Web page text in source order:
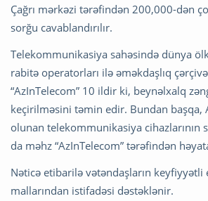
Çağrı mərkəzi tərəfindən 200,000-dən
sorğu cavablandırılır.
Telekommunikasiya sahəsində dünya
rabitə operatorları ilə əməkdaşlıq
“AzInTelecom” 10 ildir ki, beynəlxalq
keçirilməsini təmin edir. Bundan başqa,
olunan telekommunikasiya cihazlarının
da məhz “AzInTelecom” tərəfindən
Nəticə etibarilə vətəndaşların keyfiyyətli
mallarından istifadəsi dəstəklənir.